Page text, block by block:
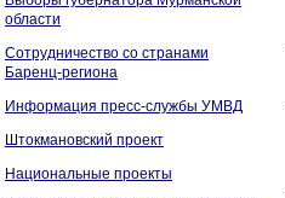
области
Сотрудничество со странами
Баренц-региона
Информация пресс-службы УМВД
Штокмановский проект
Национальные проекты